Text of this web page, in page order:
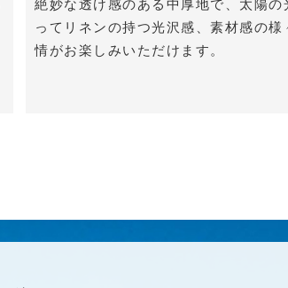
絶妙な透け感のある中厚地で、太陽の
ってリネンの持つ光沢感、素材感の様
情がお楽しみいただけます。